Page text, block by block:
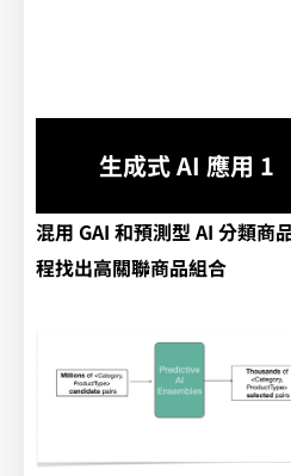
生成式 AI 應用 1
混用 GAI 和預測型 AI 分類商
程找出高關聯商品組合